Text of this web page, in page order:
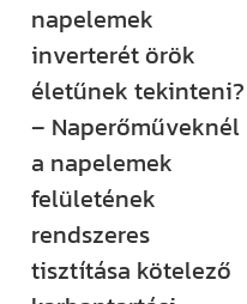
napelemek
inverterét örök
életűnek tekinteni?
– Naperőműveknél
a napelemek
felületének
rendszeres
tisztítása kötelező